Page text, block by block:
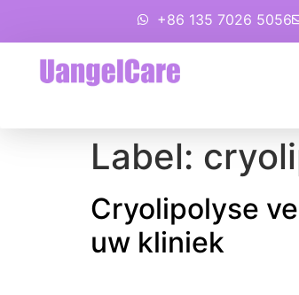
+86 135 7026 5056
Label:
Cryolipolyse
uw kliniek